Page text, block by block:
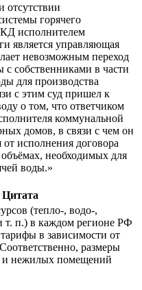
отсутствии
горячего
исполнителем
является управляющая
невозможным переход
собственниками в части
для производства
с этим суд пришел к
о том, что ответчиком
коммунальной
домов, в связи с чем он
от исполнения договора
необходимых для
воды.»
Цитата
(тепло-, водо-,
т. п.) в каждом регионе РФ
в зависимости от
размеры
и нежилых помещений